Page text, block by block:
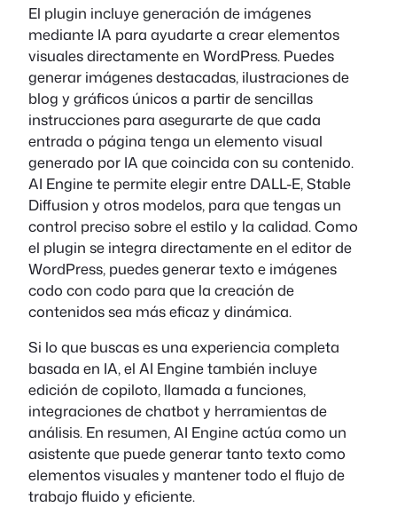
El plugin incluye generación de imágenes
mediante IA para ayudarte a crear elementos
visuales directamente en WordPress. Puedes
generar imágenes destacadas, ilustraciones de
blog y gráficos únicos a partir de sencillas
instrucciones para asegurarte de que cada
entrada o página tenga un elemento visual
generado por IA que coincida con su contenido.
AI Engine te permite elegir entre DALL-E, Stable
Diffusion y otros modelos, para que tengas un
control preciso sobre el estilo y la calidad. Como
el plugin se integra directamente en el editor de
WordPress, puedes generar texto e imágenes
codo con codo para que la creación de
contenidos sea más eficaz y dinámica.
Si lo que buscas es una experiencia completa
basada en IA, el AI Engine también incluye
edición de copiloto, llamada a funciones,
integraciones de chatbot y herramientas de
análisis. En resumen, AI Engine actúa como un
asistente que puede generar tanto texto como
elementos visuales y mantener todo el flujo de
trabajo fluido y eficiente.